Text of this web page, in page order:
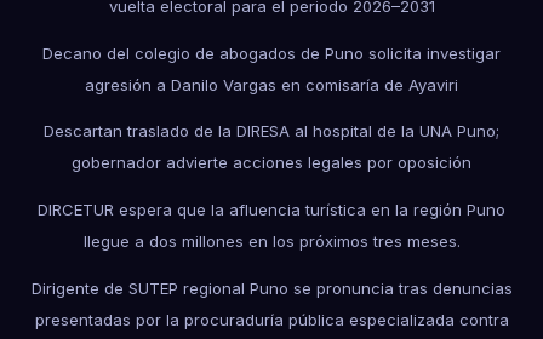
vuelta electoral para el periodo 2026–2031
Decano del colegio de abogados de Puno solicita investigar
agresión a Danilo Vargas en comisaría de Ayaviri
Descartan traslado de la DIRESA al hospital de la UNA Puno;
gobernador advierte acciones legales por oposición
DIRCETUR espera que la afluencia turística en la región Puno
llegue a dos millones en los próximos tres meses.
Dirigente de SUTEP regional Puno se pronuncia tras denuncias
presentadas por la procuraduría pública especializada contra